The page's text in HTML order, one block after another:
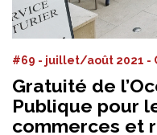
#69 - juillet/août 2021 -
Gratuité de
Publique pour
commerces et